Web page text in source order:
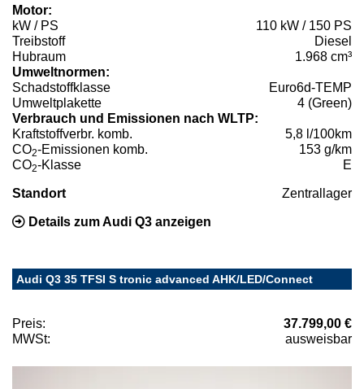
Motor:
kW / PS
110 kW / 150 PS
Treibstoff
Diesel
Hubraum
1.968 cm³
Umweltnormen:
Schadstoffklasse
Euro6d-TEMP
Umweltplakette
4 (Green)
Verbrauch und Emissionen nach WLTP:
Kraftstoffverbr. komb.
5,8 l/100km
CO2-Emissionen komb.
153 g/km
CO2-Klasse E
Standort Zentrallager
Details zum Audi Q3 anzeigen
Audi Q3 35 TFSI S tronic advanced AHK/LED/Connect
Preis:
37.799,00 €
MWSt:
ausweisbar